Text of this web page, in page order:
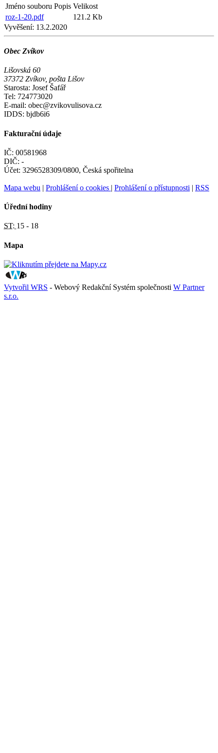
Jméno souboru Popis Velikost
roz-1-20.pdf
121.2 Kb
Vyvěšení: 13.2.2020
Obec Zvíkov
Lišovská 60
37372 Zvíkov, pošta Lišov
Starosta: Josef Šafář
Tel: 724773020
E-mail: obec@zvikovulisova.cz
IDDS: bjdb6i6
Fakturační údaje
IČ: 00581968
DIČ: -
Účet: 3296528309/0800, Česká spořitelna
Mapa webu | Prohlášení o cookies | Prohlášení o přístupnosti | RSS
Úřední hodiny
ST: 15 - 18
Mapa
Vytvořil WRS - Webový Redakční Systém společnosti W Partner
s.r.o.